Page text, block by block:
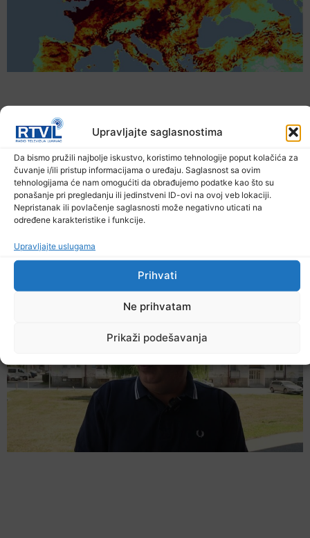
Upravljajte saglasnostima
Da bismo pružili najbolje iskustvo, koristimo tehnologije poput kolačića za
čuvanje i/ili pristup informacijama o uređaju. Saglasnost sa ovim
tehnologijama će nam omogućiti da obrađujemo podatke kao što su
ponašanje pri pregledanju ili jedinstveni ID-ovi na ovoj veb lokaciji.
Nepristanak ili povlačenje saglasnosti može negativno uticati na
određene karakteristike i funkcije.
Upravljajte uslugama
Prihvati
Ne prihvatam
Prikaži podešavanja
Upozorenje za narednih sedam dana: Požari
prijete Balkanu, u rizičnoj zoni nalazi se i BiH